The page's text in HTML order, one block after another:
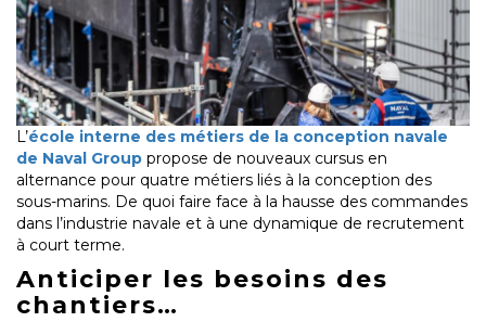
L’école interne des métiers de la conception navale
de Naval Group propose de nouveaux cursus en
alternance pour quatre métiers liés à la conception des
sous-marins. De quoi faire face à la hausse des commandes
dans l’industrie navale et à une dynamique de recrutement
à court terme.
Anticiper les besoins des
chantiers…